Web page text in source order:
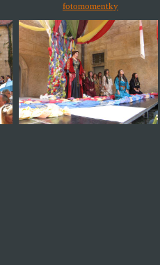
fotomomentky